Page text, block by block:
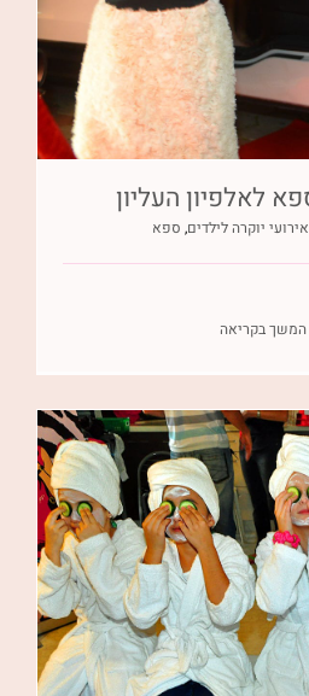
לאלפיון העליון
יוקרה לילדים, ספא
המשך בקריאה